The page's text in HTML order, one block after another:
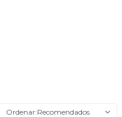
Recomendados